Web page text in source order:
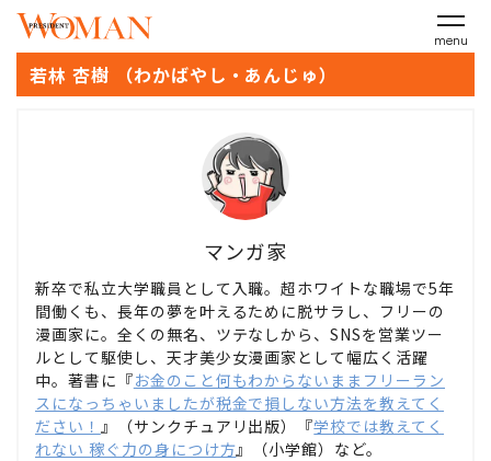
menu
若林 杏樹 （わかばやし・あんじゅ）
マンガ家
新卒で私立大学職員として入職。超ホワイトな職場で5年
間働くも、長年の夢を叶えるために脱サラし、フリーの
漫画家に。全くの無名、ツテなしから、SNSを営業ツー
ルとして駆使し、天才美少女漫画家として幅広く活躍
中。著書に『お金のこと何もわからないままフリーラン
スになっちゃいましたが税金で損しない方法を教えてく
ださい！ 』（サンクチュアリ出版）『学校では教えてく
れない 稼ぐ力の身につけ方』（小学館）など。